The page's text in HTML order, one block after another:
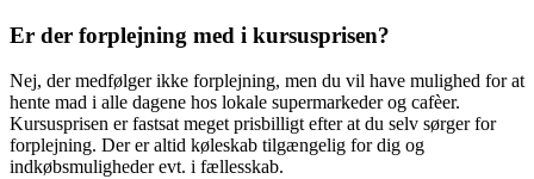
Er der forplejning med i kursusprisen?
Nej, der medfølger ikke forplejning, men du vil have mulighed for at
hente mad i alle dagene hos lokale supermarkeder og cafèer.
Kursusprisen er fastsat meget prisbilligt efter at du selv sørger for
forplejning. Der er altid køleskab tilgængelig for dig og
indkøbsmuligheder evt. i fællesskab.